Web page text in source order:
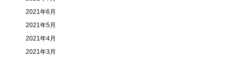
2021年6月
2021年5月
2021年4月
2021年3月